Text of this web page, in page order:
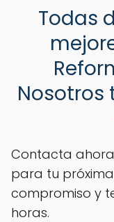
Todas
Nosotros
Contacta
para tu
compromiso y
horas.